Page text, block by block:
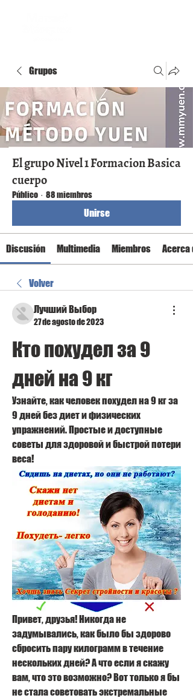
Grupos
El grupo Nivel 1 Formacion Basica
cuerpo
Público · 88 miembros
Unirse
Discusión Multimedia Miembros Acerca
Volver
Лучший Выбор
27 de agosto de 2023
Кто похудел за 9
дней на 9 кг
Узнайте, как человек похудел на 9 кг за
9 дней без диет и физических
упражнений. Простые и доступные
советы для здоровой и быстрой потери
веса!
Привет, друзья! Никогда не
задумывались, как было бы здорово
сбросить пару килограмм в течение
нескольких дней? А что если я скажу
вам, что это возможно? Вот только я бы
не стала советовать экстремальные